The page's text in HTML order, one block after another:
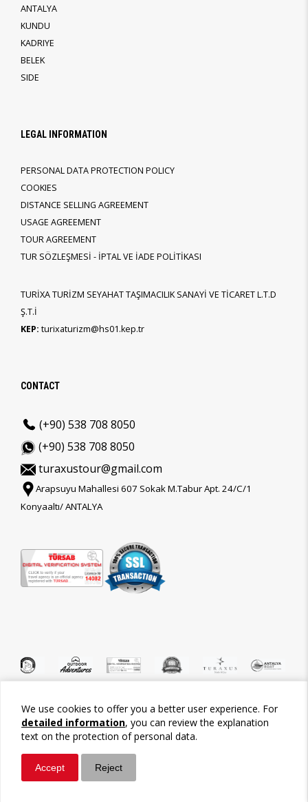
Whatsapp
We use cookies to offer you a better user experience. For
detailed information, you can review the explanation
text on the protection of personal data.
Accept Reject
ANTALYA
KUNDU
KADRIYE
BELEK
SIDE
LEGAL INFORMATION
PERSONAL DATA PROTECTION POLICY
COOKIES
DISTANCE SELLING AGREEMENT
USAGE AGREEMENT
TOUR AGREEMENT
TUR SÖZLEŞMESİ - İPTAL VE İADE POLİTİKASI
TURİXA TURİZM SEYAHAT TAŞIMACILIK SANAYİ VE TİCARET L.T.D
Ş.T.İ
KEP: turixaturizm@hs01.kep.tr
CONTACT
(+90) 538 708 8050
(+90) 538 708 8050
turaxustour@gmail.com
Arapsuyu Mahallesi 607 Sokak M.Tabur Apt. 24/C/1
Konyaaltı/ ANTALYA
©2026 Tour-Trips